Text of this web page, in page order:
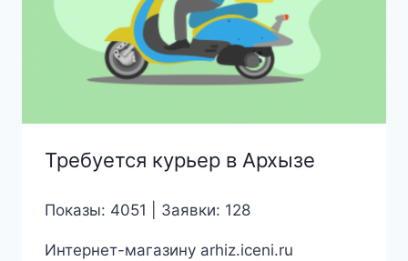
Требуется курьер в Архызе
Показы: 4051 | Заявки: 128
Интернет-магазину arhiz.iceni.ru